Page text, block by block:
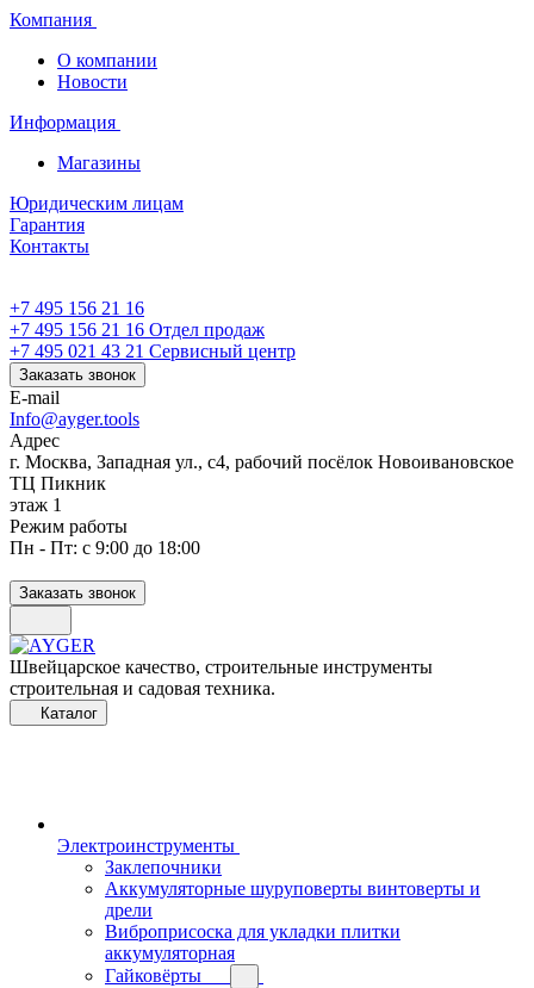
Компания
О компании
Новости
Информация
Магазины
Юридическим лицам
Гарантия
Контакты
+7 495 156 21 16
+7 495 156 21 16 Отдел продаж
+7 495 021 43 21 Cервисный центр
Заказать звонок
E-mail
Info@ayger.tools
Адрес
г. Москва, Западная ул., с4, рабочий посёлок Новоивановское
ТЦ Пикник
этаж 1
Режим работы
Пн - Пт: с 9:00 до 18:00
Заказать звонок
Швейцарское качество, строительные инструменты
строительная и садовая техника.
Каталог
Электроинструменты
Заклепочники
Аккумуляторные шуруповерты винтоверты и
дрели
Виброприсоска для укладки плитки
аккумуляторная
Гайковёрты